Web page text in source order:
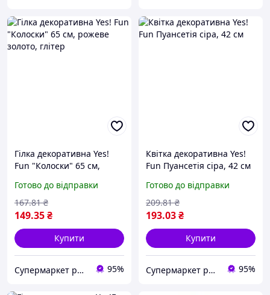
Гілка декоративна Yes!
Fun "Колоски" 65 см,
Готово до відправки
149.35₴
167.81 ₴
Купити
Супермаркет рюкзаків на канцтоварів Rukzak-Market 95%
Квітка декоративна Yes!
Fun Пуансетія сіра, 42 см
Готово до відправки
193.03₴
209.81 ₴
Купити
Супермаркет рюкзаків на канцтоварів Rukzak-Market 95%